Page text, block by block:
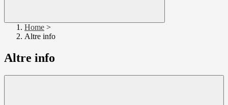
Home >
Altre info
Altre info